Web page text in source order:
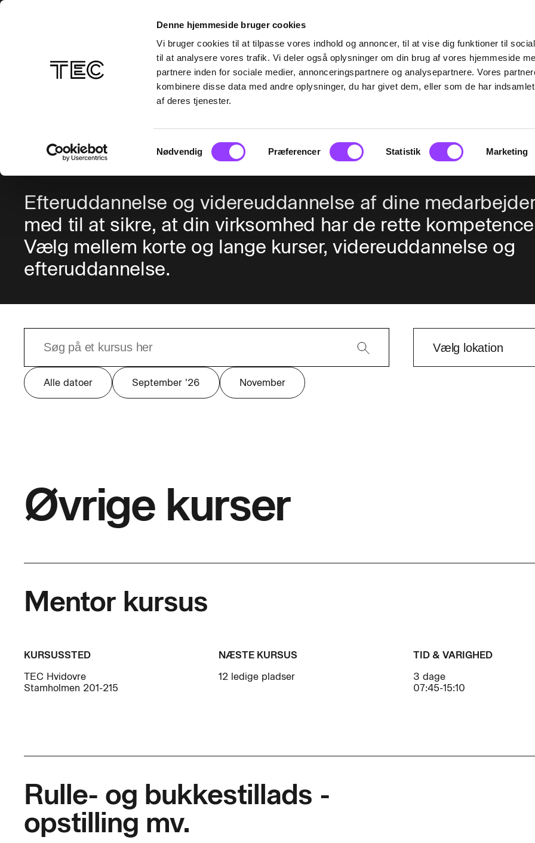
Denne hjemmeside bruger cookies
Vi bruger cookies til at tilpasse vores indhold og annoncer, til at vise dig funktioner til
til at analysere vores trafik. Vi deler også oplysninger om din brug af vores hjemmeside
partnere inden for sociale medier, annonceringspartnere og analysepartnere. Vores
kombinere disse data med andre oplysninger, du har givet dem, eller som de har
af deres tjenester.
Samtykkevalg
Nødvendig Præferencer Statistik Marketing
Øvrige kurser
Efteruddannelse og videreuddannelse af dine
med til at sikre, at din virksomhed har de rette
Vælg mellem korte og lange kurser, videreuddannelse og
efteruddannelse.
Alle datoer September '26 November
Øvrige kurser
Mentor kursus
KURSUSSTED
TEC Hvidovre
Stamholmen 201-215
NÆSTE KURSUS
12 ledige pladser
TID & VARIGHED
3 dage
07:45-15:10
Rulle- og bukkestillads -
opstilling mv.